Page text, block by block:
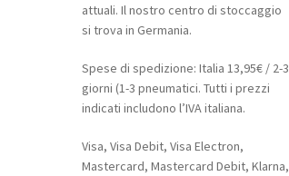
attuali. Il nostro centro di stoccaggio
si trova in Germania.
Spese di spedizione: Italia 13,95€ / 2-3
giorni (1-3 pneumatici. Tutti i prezzi
indicati includono l’IVA italiana.
Visa, Visa Debit, Visa Electron,
Mastercard, Mastercard Debit, Klarna,